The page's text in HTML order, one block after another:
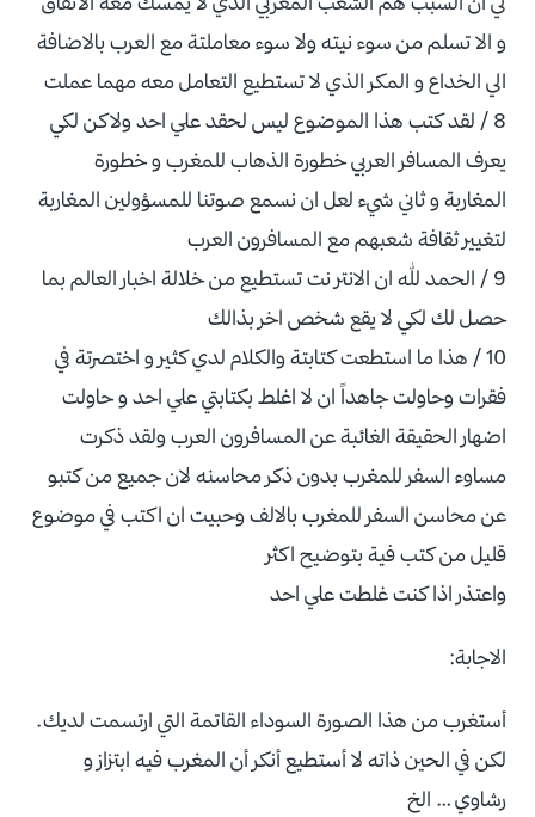
و الا تسلم من سوء نيته ولا سوء معاملتة مع العرب بالاضافة
الي الخداع و المكر الذي لا تستطيع التعامل معه مهما عملت
8 / لقد كتب هذا الموضوع ليس لحقد علي احد ولاكن لكي
يعرف المسافر العربي خطورة الذهاب للمغرب و خطورة
المغاربة و ثاني شيء لعل ان نسمع صوتنا للمسؤولين المغاربة
لتغيير ثقافة شعبهم مع المسافرون العرب
9 / الحمد لله ان الانتر نت تستطيع من خلالة اخبار العالم بما
حصل لك لكي لا يقع شخص اخر بذالك
10 / هذا ما استطعت كتابتة والكلام لدي كثير و اختصرتة في
فقرات وحاولت جاهداً ان لا اغلط بكتابتي علي احد و حاولت
اضهار الحقيقة الغائبة عن المسافرون العرب ولقد ذكرت
مساوء السفر للمغرب بدون ذكر محاسنه لان جميع من كتبو
عن محاسن السفر للمغرب بالالف وحبيت ان اكتب في موضوع
قليل من كتب فية بتوضيح اكثر
واعتذر اذا كنت غلطت علي احد
الاجابة:
أستغرب من هذا الصورة السوداء القاتمة التي ارتسمت لديك.
لكن في الحين ذاته لا أستطيع أنكر أن المغرب فيه ابتزاز و
رشاوي … الخ